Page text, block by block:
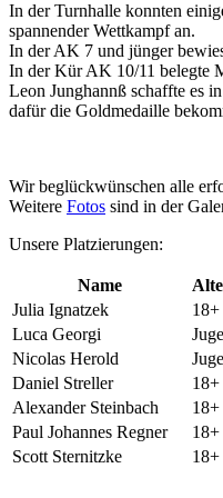
In der Turnhalle konnten
spannender Wettkampf an.
In der AK 7 und jünger
In der Kür AK 10/11 belegte
Leon Junghannß schaffte es
dafür die Goldmedaille
Wir beglückwünschen alle
Weitere Fotos sind in der
Unsere Platzierungen:
Name
Julia Ignatzek
Luca Georgi
Nicolas Herold
Daniel Streller
Alexander Steinbach
Paul Johannes Regner
Scott Sternitzke